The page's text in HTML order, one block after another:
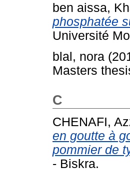
ben aissa,
phosphatée
Université
blal, nora
Masters
C
CHENAFI,
en goutte à
pommier de
- Biskra.